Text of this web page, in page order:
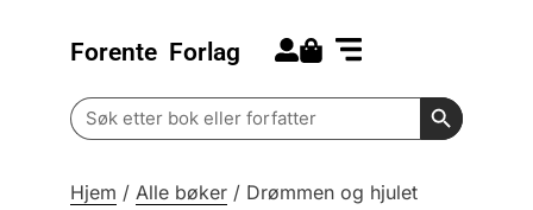
Forente Forlag
Search
for:
Search
Hjem / Alle bøker / Drømmen og hjulet